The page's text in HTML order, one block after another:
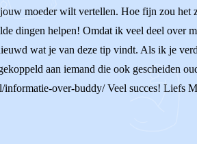
moeder wilt vertellen. Hoe fijn zou
dingen helpen! Omdat ik veel deel over
wat je van deze tip vindt. Als ik je
aan iemand die ook gescheiden
over-buddy/ Veel succes! Liefs